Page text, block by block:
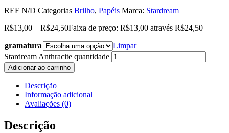
REF N/D Categorias Brilho, Papéis Marca: Stardream
R$13,00 – R$24,50Faixa de preço: R$13,00 através R$24,50
gramatura
Limpar
Stardream Anthracite quantidade
Adicionar ao carrinho
Descrição
Informação adicional
Avaliações (0)
Descrição